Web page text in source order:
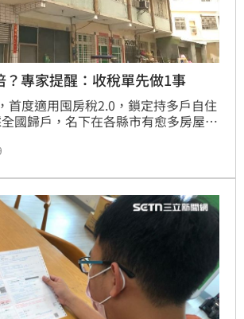
？專家提醒：收稅單先做1事
首度適用囤房稅2.0，鎖定持多戶自住
國歸戶，名下在各縣市有愈多房屋，
一定會很混亂，民眾收到房屋稅單一